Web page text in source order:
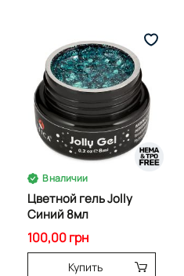
В наличии
Цветной гель Jolly
Синий 8мл
100,00 грн
Купить